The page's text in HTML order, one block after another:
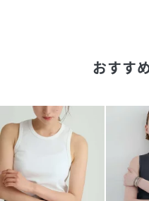
＊＊＊＊＊＊＊＊＊＊＊＊
ください。
素材の特性上、洗濯により若
形を整えて干してください
れすることがあります。
【グレー】
おすす